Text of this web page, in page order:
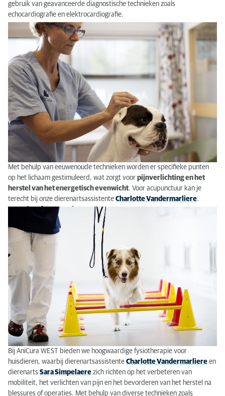
gebruik van geavanceerde diagnostische technieken zoals
echocardiografie en elektrocardiografie.
Acupunctuur
Met behulp van eeuwenoude technieken worden er specifieke punten
op het lichaam gestimuleerd, wat zorgt voor pijnverlichting en het
herstel van het energetisch evenwicht. Voor acupunctuur kan je
terecht bij onze dierenartsassistente Charlotte Vandermarliere.
Fysiotherapie
Bij AniCura WEST bieden we hoogwaardige fysiotherapie voor
huisdieren, waarbij dierenartsassistente Charlotte Vandermarliere en
dierenarts Sara Simpelaere zich richten op het verbeteren van
mobiliteit, het verlichten van pijn en het bevorderen van het herstel na
blessures of operaties. Met behulp van diverse technieken zoals